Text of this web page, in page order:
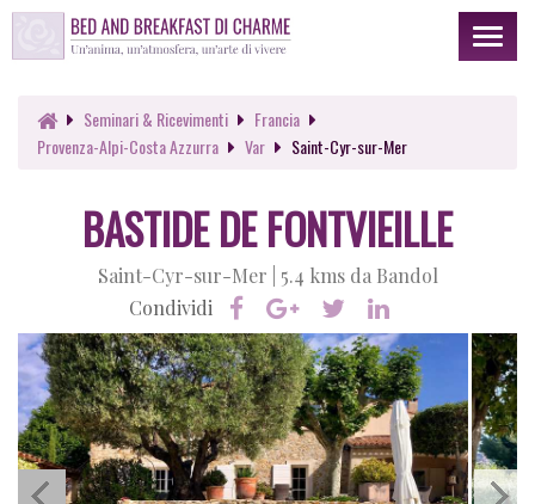
Toggle
Seminari & Ricevimenti
Francia
Provenza-Alpi-Costa Azzurra
Var Saint-Cyr-sur-Mer
BASTIDE DE FONTVIEILLE
Saint-Cyr-sur-Mer |
5.4 kms da Bandol
Condividi